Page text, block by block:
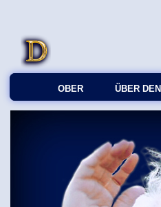
OBER ÜBER DEN